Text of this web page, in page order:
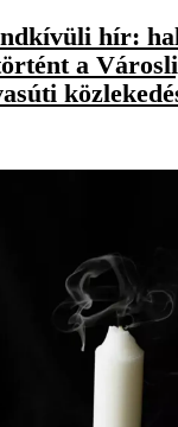
hír:
a